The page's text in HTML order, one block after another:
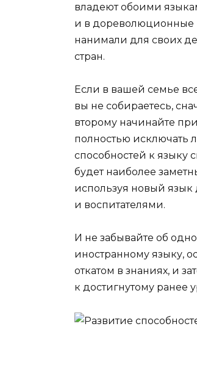
владеют обоими
и в дореволюционные
нанимали для своих
стран.
Если в вашей семье
вы не собираетесь,
второму начинайте
полностью исключать
способностей к языку
будет наиболее
используя новый
и воспитателями.
И не забывайте об
иностранному языку,
откатом в знаниях, и
к достигнутому ранее